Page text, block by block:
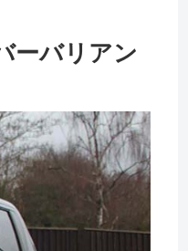
ーバリアン